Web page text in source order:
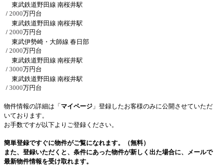
東武鉄道野田線 南桜井駅
/ 2000万円台
東武鉄道野田線 南桜井駅
/ 2000万円台
東武伊勢崎・大師線 春日部
/ 2000万円台
東武鉄道野田線 南桜井駅
/ 3000万円台
東武鉄道野田線 南桜井駅
/ 3000万円台
物件情報の詳細は「 マイページ 」登録したお客様のみに公開させていただ
いております。
お手数ですが以下よりご登録ください。
簡単登録ですぐに物件がご覧になれます。（無料）
また、登録いただくと、条件にあった物件が新しく出た場合に、メールで
最新物件情報を受け取れます。